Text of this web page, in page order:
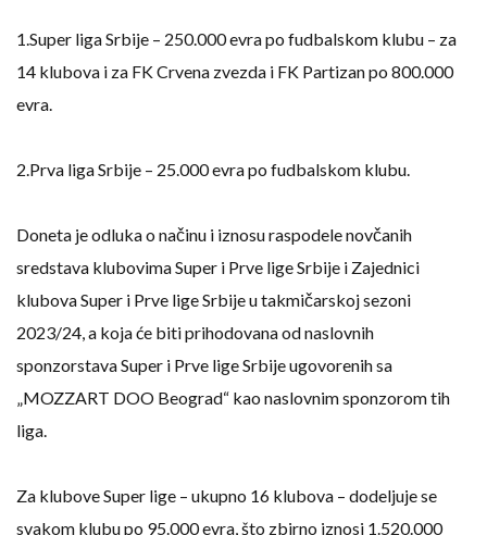
1.Super liga Srbije – 250.000 evra po fudbalskom klubu – za
14 klubova i za FK Crvena zvezda i FK Partizan po 800.000
evra.
2.Prva liga Srbije – 25.000 evra po fudbalskom klubu.
Doneta je odluka o načinu i iznosu raspodele novčanih
sredstava klubovima Super i Prve lige Srbije i Zajednici
klubova Super i Prve lige Srbije u takmičarskoj sezoni
2023/24, a koja će biti prihodovana od naslovnih
sponzorstava Super i Prve lige Srbije ugovorenih sa
„MOZZART DOO Beograd“ kao naslovnim sponzorom tih
liga.
Za klubove Super lige – ukupno 16 klubova – dodeljuje se
svakom klubu po 95.000 evra, što zbirno iznosi 1.520.000